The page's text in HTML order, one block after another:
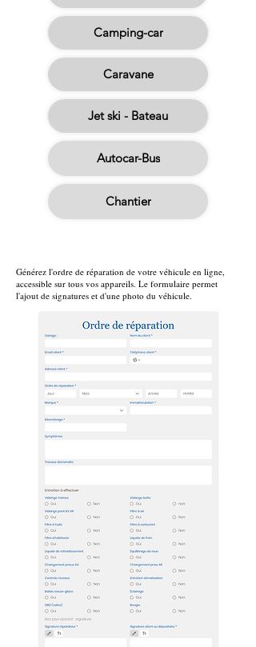
Camping-car
Caravane
Jet ski - Bateau
Autocar-Bus
Chantier
Générez l'ordre de réparation de votre véhicule en ligne,
accessible sur tous vos appareils. Le formulaire permet
l'ajout de signatures et d'une photo du véhicule.